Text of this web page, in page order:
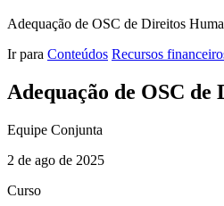
Adequação de OSC de Direitos
Ir para Conteúdos Recursos
Adequação de OSC
Equipe Conjunta
2 de ago de 2025
Curso